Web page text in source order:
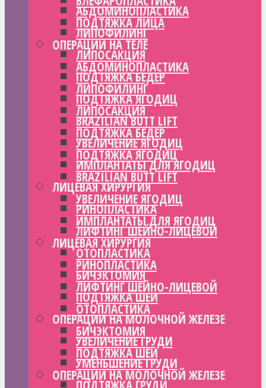
АБДОМИНОПЛАСТИКА
ЛИПОФИЛИНГ
ЛИПОСАКЦИЯ
ПОДТЯЖКА БЕДЕР
ПОДТЯЖКА ЯГОДИЦ
BRAZILIAN BUTT LIFT
УВЕЛИЧЕНИЕ ЯГОДИЦ
ИМПЛАНТАТЫ ДЛЯ ЯГОДИЦ
ЛИЦЕВАЯ ХИРУРГИЯ
РИНОПЛАСТИКА
ЛИФТИНГ ШЕЙНО-ЛИЦЕВОЙ
ОТОПЛАСТИКА
БИЧЭКТОМИЯ
ПОДТЯЖКА ШЕИ
ОПЕРАЦИИ НА МОЛОЧНОЙ ЖЕЛЕЗЕ
УВЕЛИЧЕНИЕ ГРУДИ
УМЕНЬШЕНИЕ ГРУДИ
ПОДТЯЖКА ЛИЦА
ОПЕРАЦИИ НА ТЕЛЕ
АБДОМИНОПЛАСТИКА
ЛИПОФИЛИНГ
ЛИПОСАКЦИЯ
ПОДТЯЖКА БЕДЕР
ПОДТЯЖКА ЯГОДИЦ
BRAZILIAN BUTT LIFT
УВЕЛИЧЕНИЕ ЯГОДИЦ
ИМПЛАНТАТЫ ДЛЯ ЯГОДИЦ
ЛИЦЕВАЯ ХИРУРГИЯ
РИНОПЛАСТИКА
ЛИФТИНГ ШЕЙНО-ЛИЦЕВОЙ
ОТОПЛАСТИКА
БИЧЭКТОМИЯ
ПОДТЯЖКА ШЕИ
ОПЕРАЦИИ НА МОЛОЧНОЙ ЖЕЛЕЗЕ